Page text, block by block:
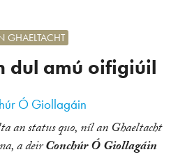
dul amú oifigiúil
GHAELTACHT
Ó Giollagáin
an status quo, níl an Ghaeltacht
a deirConchúr Ó Giollagáin